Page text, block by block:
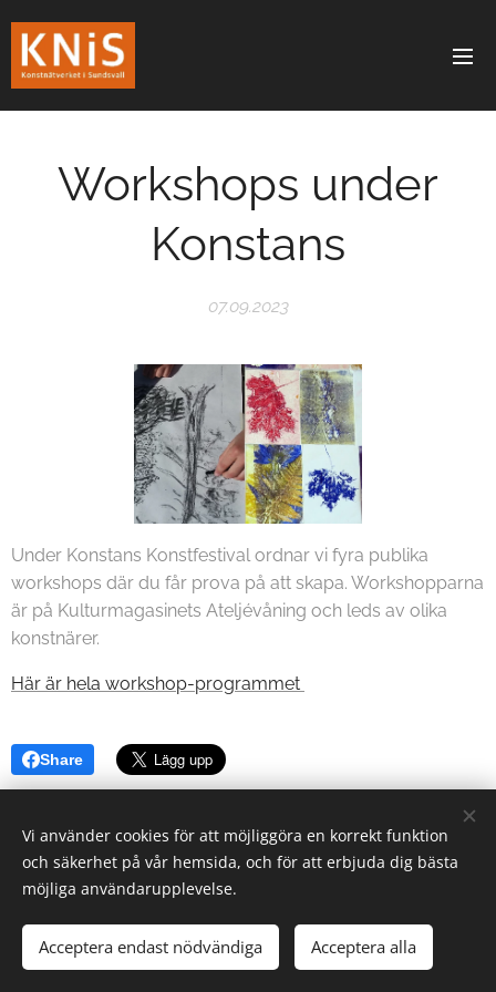
Workshops under
Konstans
07.09.2023
Under Konstans Konstfestival ordnar vi fyra publika
workshops där du får prova på att skapa. Workshopparna
är på Kulturmagasinets Ateljévåning och leds av olika
konstnärer.
Här är hela workshop-programmet
Share
Cookies
Vi använder cookies för att möjliggöra en korrekt funktion
och säkerhet på vår hemsida, och för att erbjuda dig bästa
möjliga användarupplevelse.
Acceptera endast nödvändiga Acceptera alla